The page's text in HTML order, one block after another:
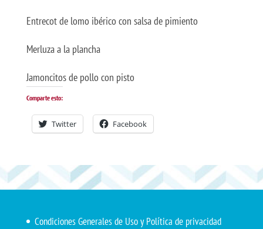
Entrecot de lomo ibérico con salsa de pimiento
Merluza a la plancha
Jamoncitos de pollo con pisto
Comparte esto:
Twitter Facebook
Condiciones Generales de Uso y Política de privacidad